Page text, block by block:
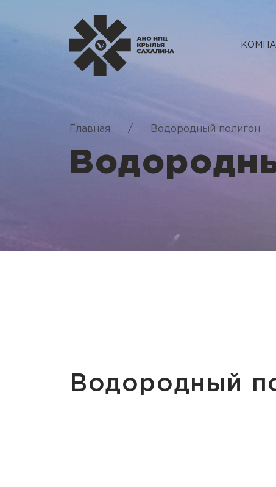
Главная / Водородный полигон
Водородный